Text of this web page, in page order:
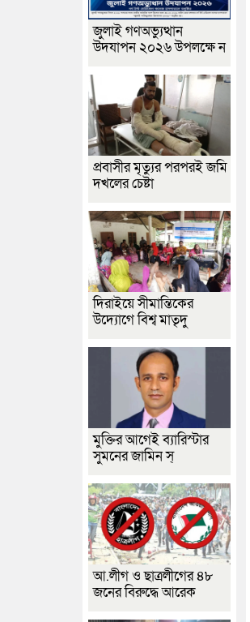
জুলাই গণঅভ্যুত্থান
উদযাপন ২০২৬ উপলক্ষে ন
প্রবাসীর মৃত্যুর পরপরই জমি
দখলের চেষ্টা
দিরাইয়ে সীমান্তিকের
উদ্যোগে বিশ্ব মাতৃদু
মুক্তির আগেই ব্যারিস্টার
সুমনের জামিন স্
আ.লীগ ও ছাত্রলীগের ৪৮
জনের বিরুদ্ধে আরেক